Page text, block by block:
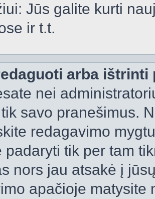
Jūs galite kurti
ir t.t.
arba ištrinti
nei
savo pranešimus.
redagavimo
padaryti tik per tam
nors jau atsakė į
apačioje matysite